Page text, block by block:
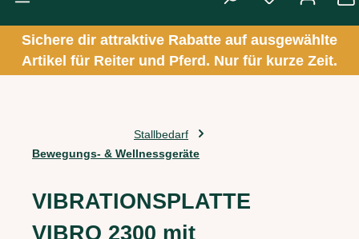
Sichere dir attraktive Rabatte auf ausgewählte
Artikel für Reiter und Pferd. Nur für kurze Zeit.
Stallbedarf
Bewegungs- & Wellnessgeräte
VIBRATIONSPLATTE
VIBRO 2300 mit